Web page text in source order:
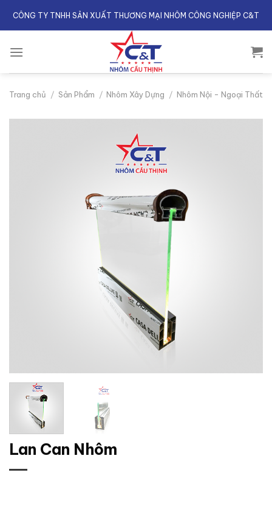
CÔNG TY TNHH SẢN XUẤT THƯƠNG MẠI NHÔM CÔNG NGHIỆP C&T
Trang chủ / Sản Phẩm / Nhôm Xây Dựng / Nhôm Nội - Ngoại Thất
Lan Can Nhôm